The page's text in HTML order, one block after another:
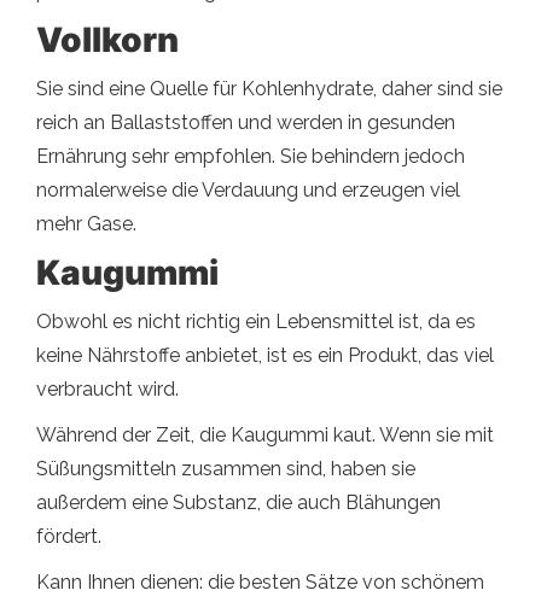
Vollkorn
Sie sind eine Quelle für Kohlenhydrate, daher sind sie
reich an Ballaststoffen und werden in gesunden
Ernährung sehr empfohlen. Sie behindern jedoch
normalerweise die Verdauung und erzeugen viel
mehr Gase.
Kaugummi
Obwohl es nicht richtig ein Lebensmittel ist, da es
keine Nährstoffe anbietet, ist es ein Produkt, das viel
verbraucht wird.
Während der Zeit, die Kaugummi kaut. Wenn sie mit
Süßungsmitteln zusammen sind, haben sie
außerdem eine Substanz, die auch Blähungen
fördert.
Kann Ihnen dienen: die besten Sätze von schönem